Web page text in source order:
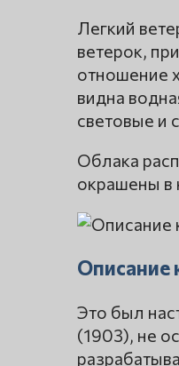
Легкий
ветерок,
отношение
видна
световые и
Облака
окрашены в
Описание
Это был
(1903), не